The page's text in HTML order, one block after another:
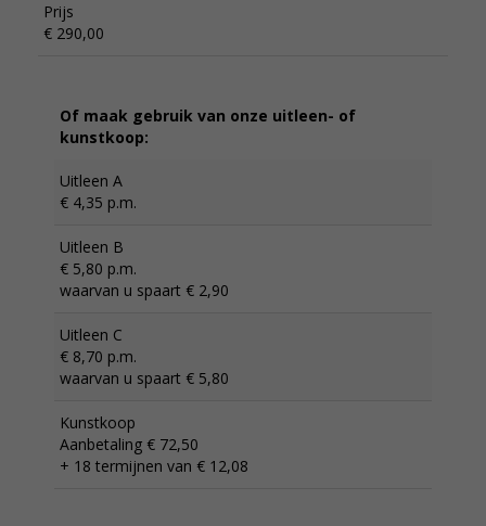
Prijs
€ 290,00
Of maak gebruik van onze uitleen- of
kunstkoop:
Uitleen A
€ 4,35 p.m.
Uitleen B
€ 5,80 p.m.
waarvan u spaart € 2,90
Uitleen C
€ 8,70 p.m.
waarvan u spaart € 5,80
Kunstkoop
Aanbetaling € 72,50
+ 18 termijnen van € 12,08